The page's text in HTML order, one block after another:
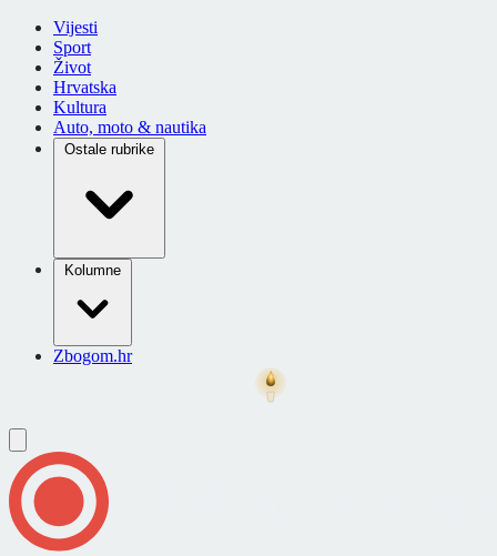
Vijesti
Sport
Život
Hrvatska
Kultura
Auto, moto & nautika
Ostale rubrike
Kolumne
Zbogom.hr